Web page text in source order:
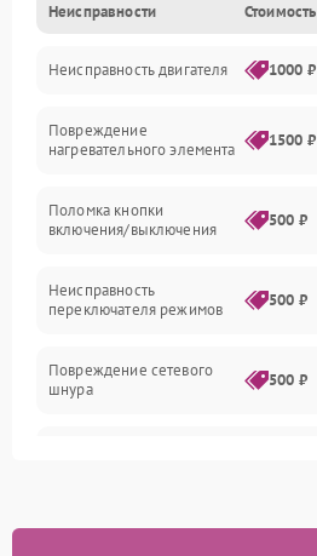
Вентиляция
Механические повреждения
Неисправности Стоимость
Неисправность двигателя 1000 ₽
Повреждение
нагревательного элемента
1500 ₽
Поломка кнопки
включения/выключения
500 ₽
Неисправность
переключателя режимов
500 ₽
Повреждение сетевого
шнура
500 ₽
Неисправность системы